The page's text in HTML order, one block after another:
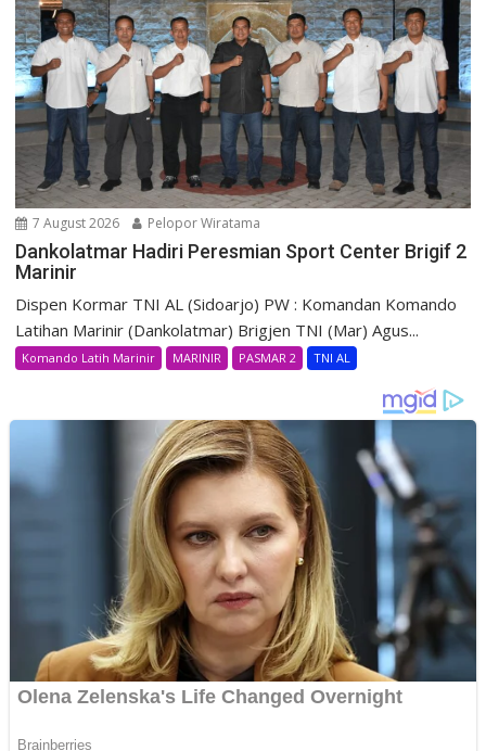
7 August 2026 Pelopor Wiratama
Dankolatmar Hadiri Peresmian Sport Center Brigif 2
Marinir
Dispen Kormar TNI AL (Sidoarjo) PW : Komandan Komando
Latihan Marinir (Dankolatmar) Brigjen TNI (Mar) Agus...
Komando Latih Marinir MARINIR PASMAR 2 TNI AL